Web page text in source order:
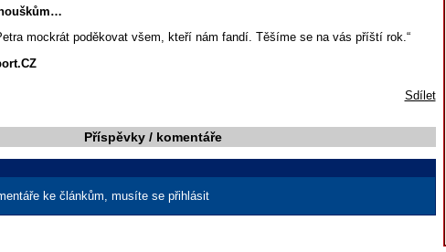
mockrát poděkovat všem, kteří nám fandí. Těšíme se na vás příští rok.“
Sdílet
Příspěvky / komentáře
ke článkům, musíte se přihlásit